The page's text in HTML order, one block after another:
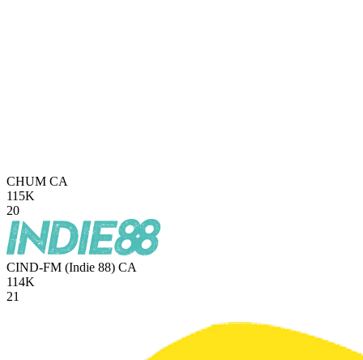
CHUM CA
115K
20
CIND-FM (Indie 88) CA
114K
21